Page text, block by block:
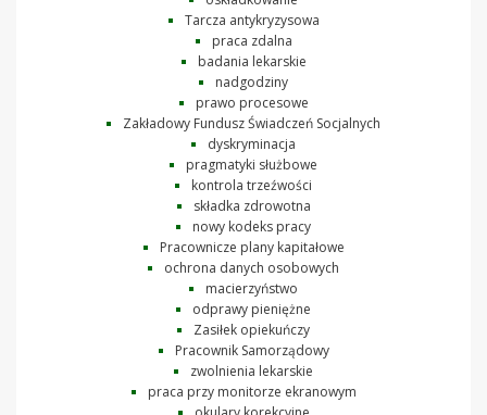
Tarcza antykryzysowa
praca zdalna
badania lekarskie
nadgodziny
prawo procesowe
Zakładowy Fundusz Świadczeń Socjalnych
dyskryminacja
pragmatyki służbowe
kontrola trzeźwości
składka zdrowotna
nowy kodeks pracy
Pracownicze plany kapitałowe
ochrona danych osobowych
macierzyństwo
odprawy pieniężne
Zasiłek opiekuńczy
Pracownik Samorządowy
zwolnienia lekarskie
praca przy monitorze ekranowym